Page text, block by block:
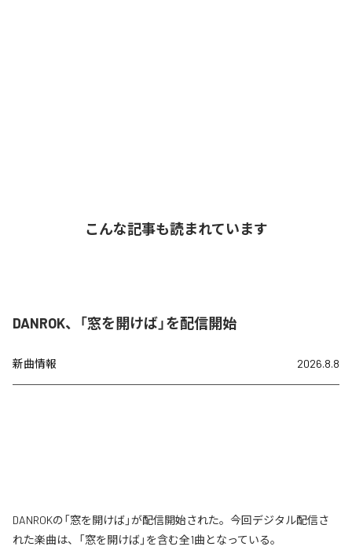
こんな記事も読まれています
DANROK、「窓を開けば」を配信開始
新曲情報 2026.8.8
DANROKの「窓を開けば」が配信開始された。今回デジタル配信さ
れた楽曲は、「窓を開けば」を含む全1曲となっている。